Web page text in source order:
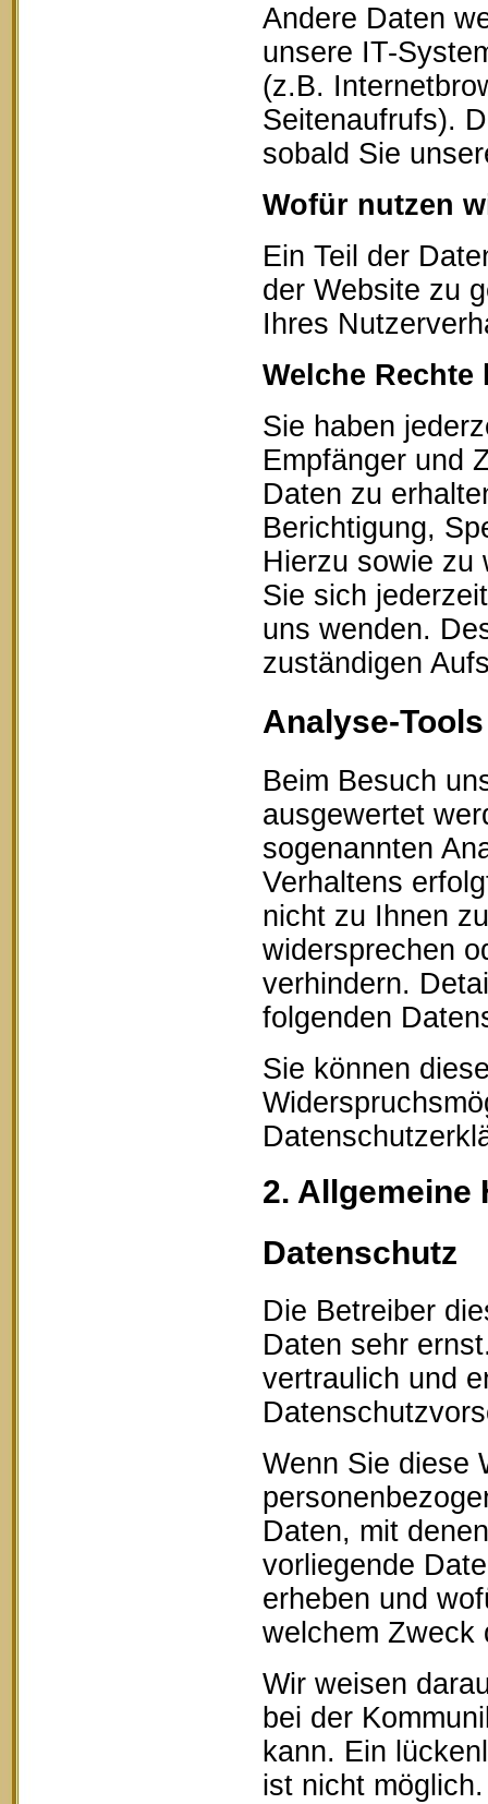
Andere Daten
unsere IT-
(z.B.
Seitenaufrufs).
sobald Sie
Wofür nutzen
Ein Teil der
der Website zu
Ihres
Welche
Sie haben
Empfänger und
Daten zu
Berichtigung,
Hierzu sowie zu
Sie sich
uns wenden.
zuständigen
Analyse-
Beim Besuch
ausgewertet
sogenannten
Verhaltens
nicht zu Ihnen
widersprechen
verhindern.
folgenden
Sie können
2. Allgemeine
Datenschutz
Die Betreiber
Daten sehr
vertraulich und
Wenn Sie diese
Daten, mit
vorliegende
erheben und
welchem Zweck
Wir weisen
bei der
kann. Ein
ist nicht möglich.